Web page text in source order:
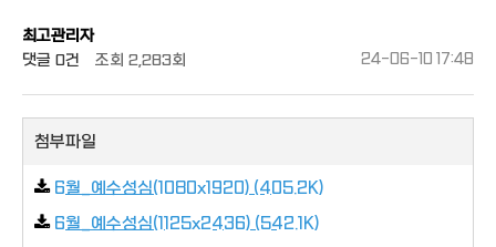
최고관리자
댓글 0건 조회 2,283회 24-06-10 17:48
첨부파일
6월_예수성심(1080x1920) (405.2K)
6월_예수성심(1125x2436) (542.1K)